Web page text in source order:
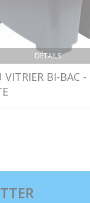
DÉTAILS
VITRIER BI-BAC -